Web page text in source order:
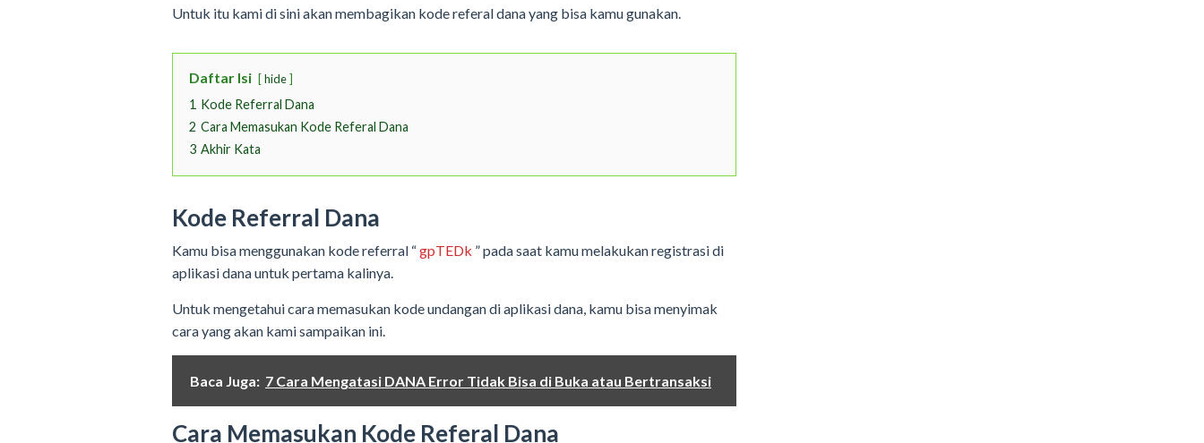
Untuk itu kami di sini akan membagikan kode referal dana yang bisa kamu gunakan.
Daftar Isi hide
1 Kode Referral Dana
2 Cara Memasukan Kode Referal Dana
3 Akhir Kata
Kode Referral Dana
Kamu bisa menggunakan kode referral “gpTEDk ” pada saat kamu melakukan registrasi di
aplikasi dana untuk pertama kalinya.
Untuk mengetahui cara memasukan kode undangan di aplikasi dana, kamu bisa menyimak
cara yang akan kami sampaikan ini.
Baca Juga: 7 Cara Mengatasi DANA Error Tidak Bisa di Buka atau Bertransaksi
Cara Memasukan Kode Referal Dana